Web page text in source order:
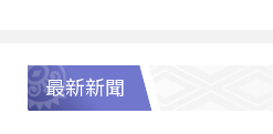
最新新聞